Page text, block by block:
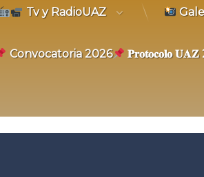
Tv y RadioUAZ
Convocatoria 2026 𝐏𝐫𝐨𝐭𝐨𝐜𝐨𝐥𝐨